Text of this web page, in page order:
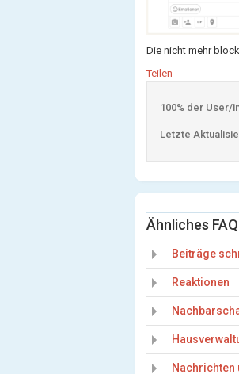
Die nicht mehr
Teilen
100% der User/
Letzte
Ähnliches FAQ
Beiträge
Reaktionen
Nachrichten